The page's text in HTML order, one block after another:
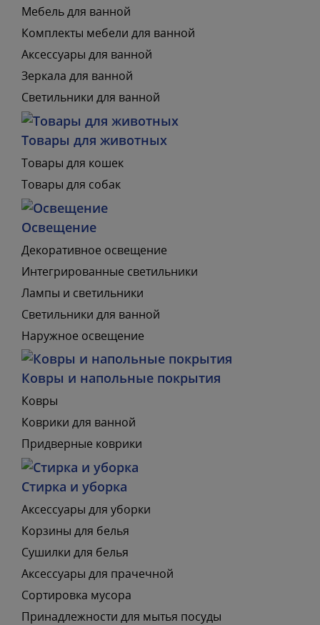
Мебель для ванной
Комплекты мебели для ванной
Аксессуары для ванной
Зеркала для ванной
Светильники для ванной
Товары для животных
Товары для кошек
Товары для собак
Освещение
Декоративное освещение
Интегрированные светильники
Лампы и светильники
Светильники для ванной
Наружное освещение
Ковры и напольные покрытия
Ковры
Коврики для ванной
Придверные коврики
Стирка и уборка
Аксессуары для уборки
Корзины для белья
Сушилки для белья
Аксессуары для прачечной
Сортировка мусора
Принадлежности для мытья посуды